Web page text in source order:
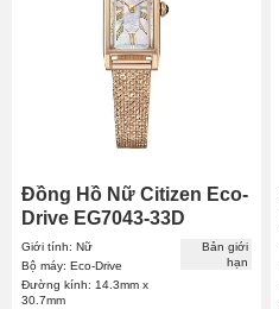
Đồng Hồ Nữ Citizen Eco-
Drive EG7043-33D
14.3x30.7mm
Giới tính: Nữ
Bộ máy: Eco-Drive
Đường kính: 14.3mm x
30.7mm
Bản giới
hạn